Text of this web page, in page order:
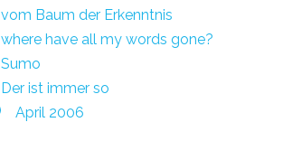
vom Baum der Erkenntnis
where have all my words gone?
Sumo
Der ist immer so
April 2006